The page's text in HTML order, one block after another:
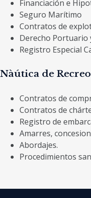
Financiación e
Seguro Marítimo
Contratos de
Derecho Portuario
Registro Especial
Nàútica de Recreo
Contratos de
Contratos de
Registro de
Amarres,
Abordajes.
Procedimientos